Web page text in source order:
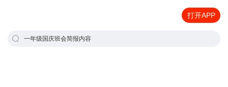
打开APP
一年级国庆班会简报内容